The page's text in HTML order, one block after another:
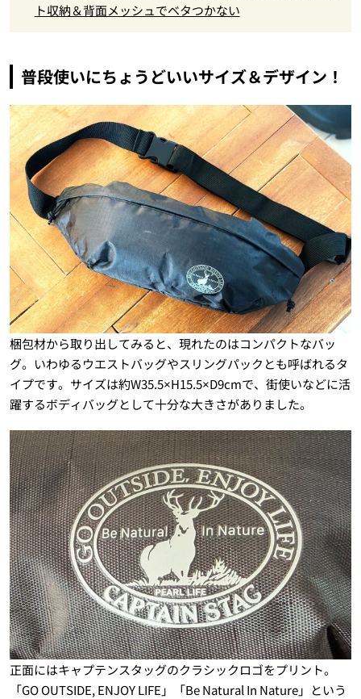
ト収納＆背面メッシュでベタつかない
普段使いにちょうどいいサイズ＆デザイン！
梱包材から取り出してみると、現れたのはコンパクトなバッ
グ。いわゆるウエストバッグやスリングパックとも呼ばれるタ
イプです。サイズは約W35.5×H15.5×D9cmで、街使いなどに活
躍するボディバッグとして十分な大きさがありました。
正面にはキャプテンスタッグのクラシックロゴをプリント。
「GO OUTSIDE, ENJOY LIFE」「Be Natural In Nature」という